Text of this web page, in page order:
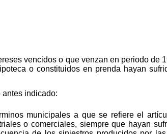
vencidos o que venzan en periodo de
o constituidos en prenda hayan
antes indicado:
municipales a que se refiere el
o comerciales, siempre que hayan